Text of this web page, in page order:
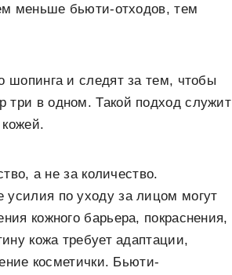
меньше бьюти-отходов, тем
шопинга и следят за тем, чтобы
в одном. Такой подход служит
а не за количество.
усилия по уходу за лицом могут
кожного барьера, покраснения,
кожа требует адаптации,
косметички. Бьюти-